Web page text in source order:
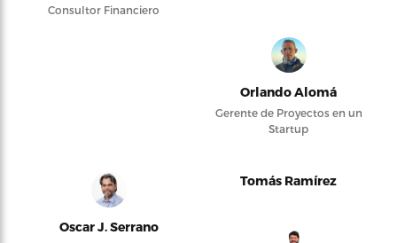
Consultor Financiero
Orlando Alomá
Gerente de Proyectos en un
Startup
Oscar J. Serrano
Tomás Ramírez